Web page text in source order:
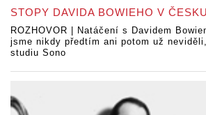
STOPY DAVIDA BOWIEHO V ČESKU
ROZHOVOR | Natáčení s Davidem
jsme nikdy předtím ani potom už
studiu Sono